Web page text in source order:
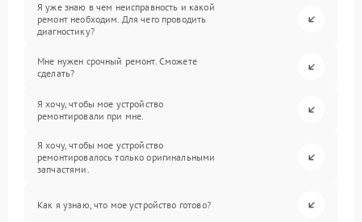
Я уже знаю в чем неисправность и какой
ремонт необходим. Для чего проводить
диагностику?
Мне нужен срочный ремонт. Сможете
сделать?
Я хочу, чтобы мое устройство
ремонтировали при мне.
Я хочу, чтобы мое устройство
ремонтировалось только оригинальными
запчастями.
Как я узнаю, что мое устройство готово?